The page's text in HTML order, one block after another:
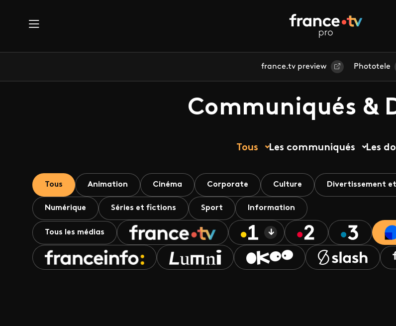
france.tv preview Phototele
Communiqués &
Tous Les communiqués Les
Tous Animation Cinéma Corporate Culture Divertissement
Numérique Séries et fictions Sport Information
Tous les médias